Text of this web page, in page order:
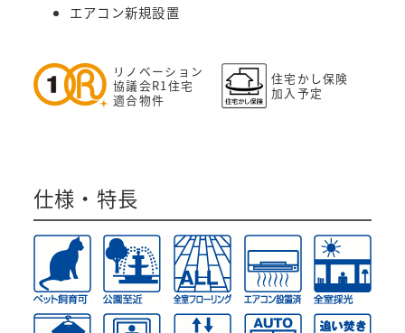
エアコン新規設置
リノベーション
協議会R1住宅
適合物件
住宅かし保険
加入予定
仕様・特長